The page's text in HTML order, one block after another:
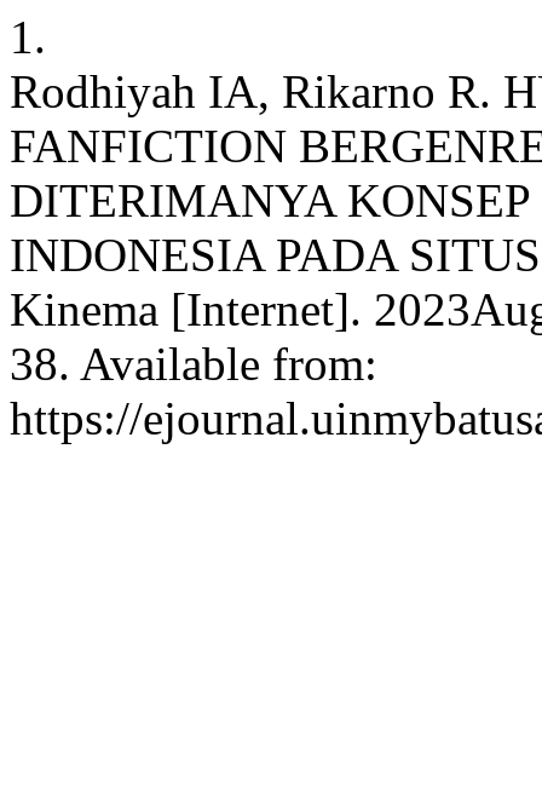
1.
Rodhiyah IA, Rikarno R.
FANFICTION
DITERIMANYA
INDONESIA PADA
Kinema [Internet].
38. Available from:
https://